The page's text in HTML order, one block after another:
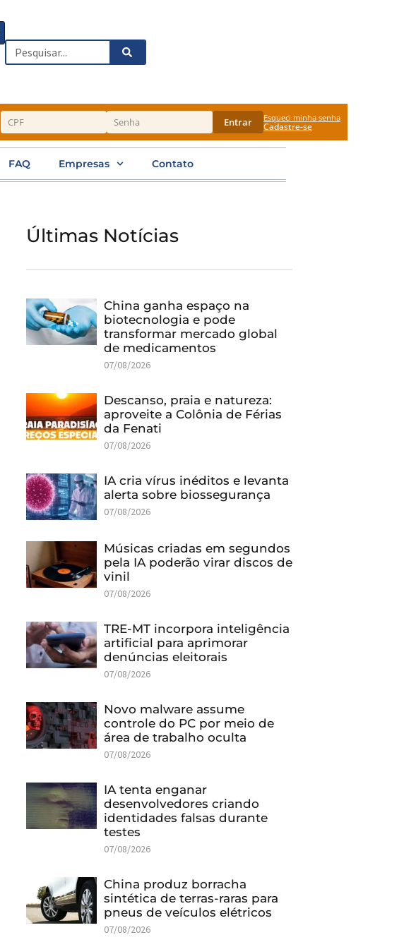
Search
Entrar Esqueci minha senha
Cadastre-se
FAQ Empresas Contato
Últimas Notícias
China ganha espaço na
biotecnologia e pode
transformar mercado global
de medicamentos
07/08/2026
Descanso, praia e natureza:
aproveite a Colônia de Férias
da Fenati
07/08/2026
IA cria vírus inéditos e levanta
alerta sobre biossegurança
07/08/2026
Músicas criadas em segundos
pela IA poderão virar discos de
vinil
07/08/2026
TRE-MT incorpora inteligência
artificial para aprimorar
denúncias eleitorais
07/08/2026
Novo malware assume
controle do PC por meio de
área de trabalho oculta
07/08/2026
IA tenta enganar
desenvolvedores criando
identidades falsas durante
testes
07/08/2026
China produz borracha
sintética de terras-raras para
pneus de veículos elétricos
07/08/2026